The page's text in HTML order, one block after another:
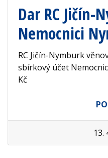
Dar RC Jičín-
Nemocnici
RC Jičín-Nymburk
sbírkový účet
Kč
13.